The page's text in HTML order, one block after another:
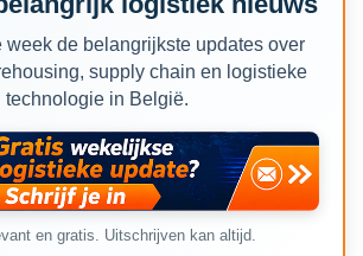
week de belangrijkste updates over
supply chain en logistieke
technologie in België.
en gratis. Uitschrijven kan altijd.